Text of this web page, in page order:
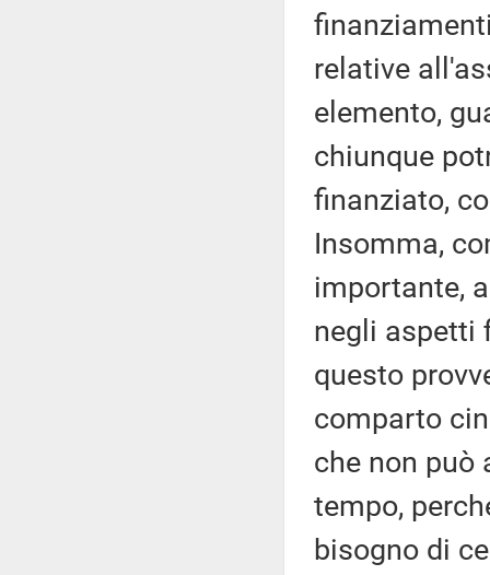
relative
elemento,
chiunque
finanziato,
Insomma,
importante,
negli aspetti
questo
comparto
che non può
tempo,
bisogno di